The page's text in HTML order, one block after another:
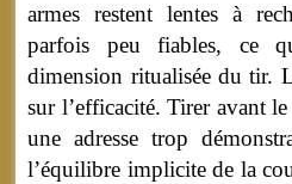
armes restent lentes à
parfois peu fiables, ce
dimension ritualisée du tir.
sur l’efficacité. Tirer avant
une adresse trop
l’équilibre implicite de la